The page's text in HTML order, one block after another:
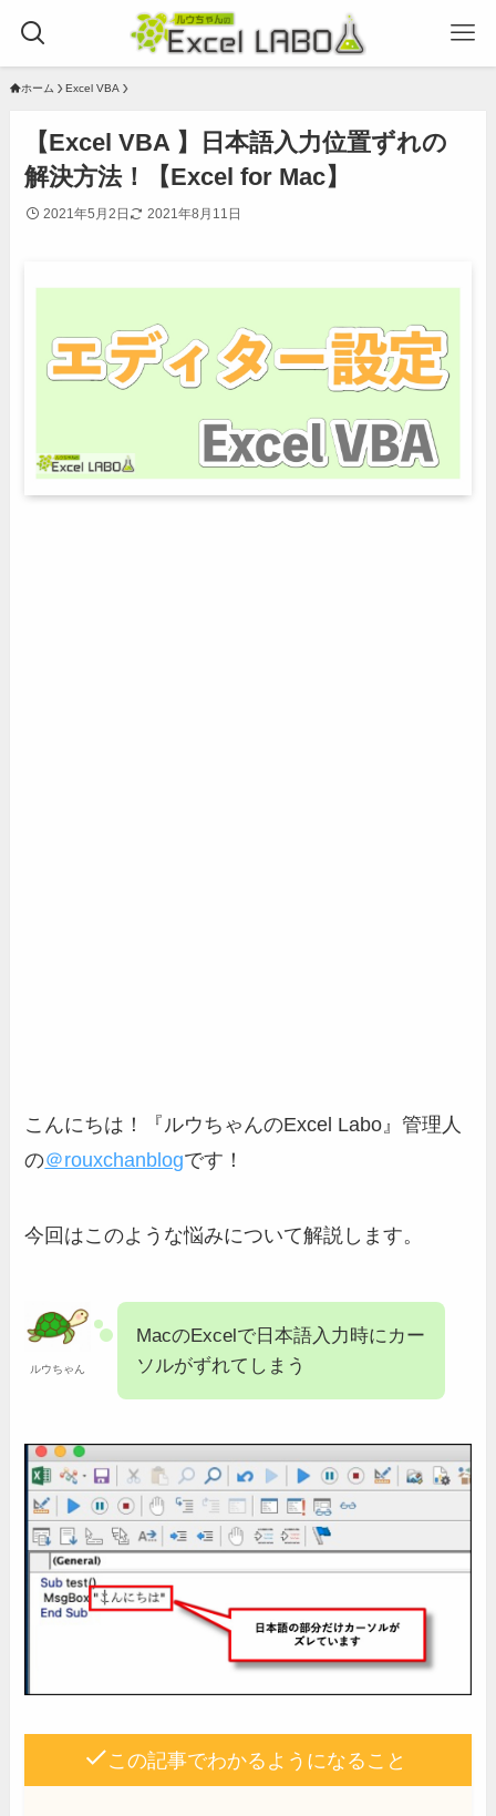
ホーム Excel VBA
【Excel VBA 】日本語入力位置ずれの
解決方法！【Excel for Mac】
2021年5月2日 2021年8月11日
こんにちは！『ルウちゃんのExcel Labo』管理人
の＠rouxchanblogです！
今回はこのような悩みについて解説します。
ルウちゃん
MacのExcelで日本語入力時にカー
ソルがずれてしまう
この記事でわかるようになること